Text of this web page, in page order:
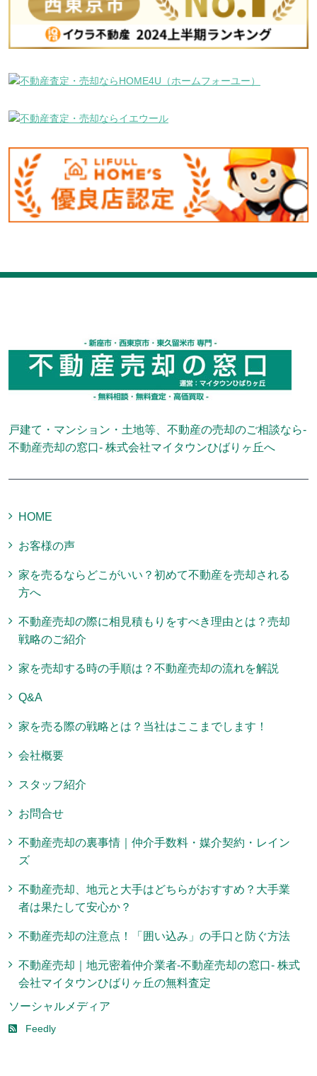
戸建て・マンション・土地等、不動産の売却のご相談なら-
不動産売却の窓口- 株式会社マイタウンひばりヶ丘へ
HOME
お客様の声
家を売るならどこがいい？初めて不動産を売却される
方へ
不動産売却の際に相見積もりをすべき理由とは？売却
戦略のご紹介
家を売却する時の手順は？不動産売却の流れを解説
Q&A
家を売る際の戦略とは？当社はここまでします！
会社概要
スタッフ紹介
お問合せ
不動産売却の裏事情｜仲介手数料・媒介契約・レイン
ズ
不動産売却、地元と大手はどちらがおすすめ？大手業
者は果たして安心か？
不動産売却の注意点！「囲い込み」の手口と防ぐ方法
不動産売却｜地元密着仲介業者-不動産売却の窓口- 株式
会社マイタウンひばりヶ丘の無料査定
ソーシャルメディア
Feedly